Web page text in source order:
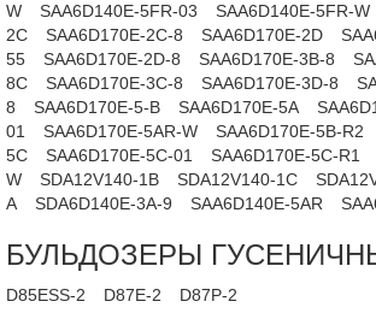
W
SAA6D140E-5FR-03 SAA6D140E-5FR-W
2C
SAA6D170E-2C-8 SAA6D170E-2D
55
SAA6D170E-2D-8 SAA6D170E-3B-8
8C
SAA6D170E-3C-8 SAA6D170E-3D-8
8
SAA6D170E-5-B SAA6D170E-5A
01
SAA6D170E-5AR-W SAA6D170E-5B-R2
5C
SAA6D170E-5C-01 SAA6D170E-5C-R1
W
SDA12V140-1B SDA12V140-1C
A
SDA6D140E-3A-9 SAA6D140E-5AR
БУЛЬДОЗЕРЫ
D85ESS-2 D87E-2 D87P-2